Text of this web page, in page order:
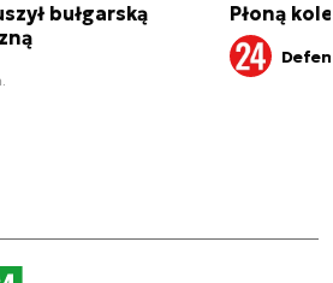
bułgarską
Płoną